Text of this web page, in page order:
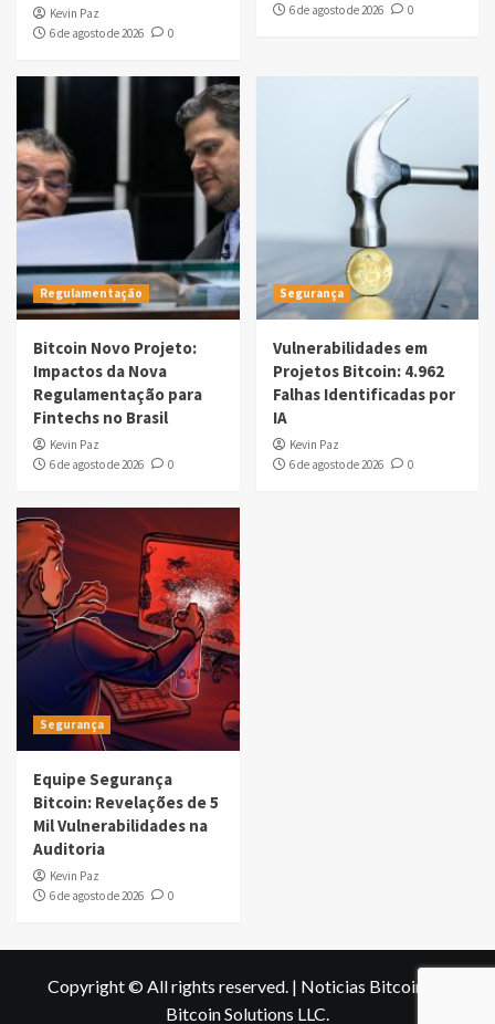
Kevin Paz
6 de agosto de 2026
0
6 de agosto de 2026
0
Regulamentação
Bitcoin Novo Projeto:
Impactos da Nova
Regulamentação para
Fintechs no Brasil
Kevin Paz
6 de agosto de 2026
0
Segurança
Vulnerabilidades em
Projetos Bitcoin: 4.962
Falhas Identificadas por
IA
Kevin Paz
6 de agosto de 2026
0
Segurança
Equipe Segurança
Bitcoin: Revelações de 5
Mil Vulnerabilidades na
Auditoria
Kevin Paz
6 de agosto de 2026
0
Copyright © All rights reserved. | Noticias Bitcoin
Bitcoin Solutions LLC.